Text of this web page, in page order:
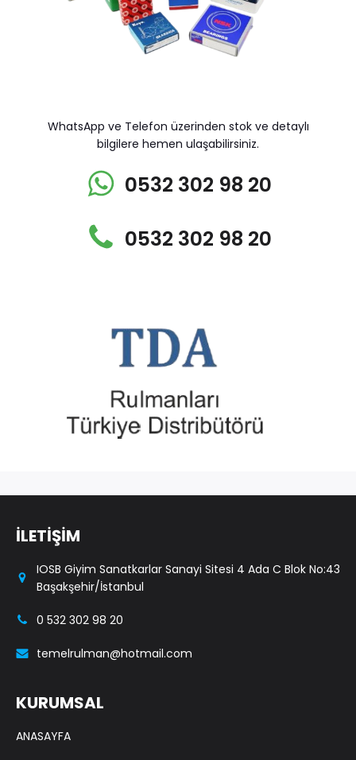
WhatsApp ve Telefon üzerinden stok ve detaylı
bilgilere hemen ulaşabilirsiniz.
0532 302 98 20
0532 302 98 20
İLETİŞİM
IOSB Giyim Sanatkarlar Sanayi Sitesi 4 Ada C Blok No:43
Başakşehir/İstanbul
0 532 302 98 20
temelrulman@hotmail.com
KURUMSAL
ANASAYFA